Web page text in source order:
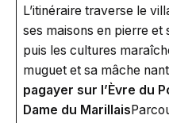
L’itinéraire traverse le
ses maisons en pierre
puis les cultures
muguet et sa mâche
pagayer sur l’Èvre du
Dame du Marillais